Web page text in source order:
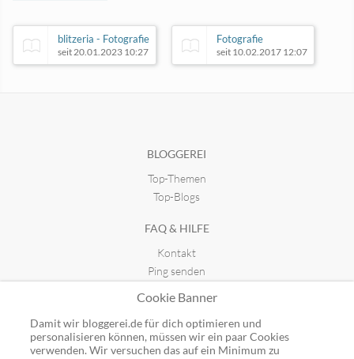
blitzeria - Fotografie
seit 20.01.2023 10:27
Fotografie
seit 10.02.2017 12:07
BLOGGEREI
Top-Themen
Top-Blogs
FAQ & HILFE
Kontakt
Ping senden
GUTSCHEINE
Top-Gutscheine
Cookie Banner
Damit wir bloggerei.de für dich optimieren und
personalisieren können, müssen wir ein paar Cookies
verwenden. Wir versuchen das auf ein Minimum zu